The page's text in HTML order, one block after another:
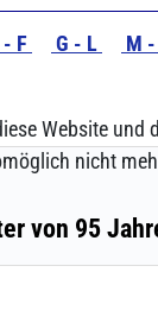
Website
nicht